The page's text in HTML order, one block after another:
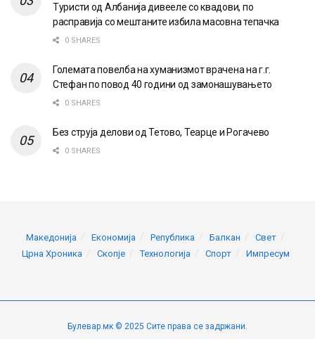
Туристи од Албанија дивееле со квадови, по
расправија со мештаните избила масовна тепачка
0 SHARES
Големата повелба на хуманизмот врачена на г.г.
Стефан по повод 40 години од замонашувањето
0 SHARES
Без струја делови од Тетово, Теарце и Рогачево
0 SHARES
Македонија Економија Република Балкан
Свет
Црна Хроника
Скопје Технологија Спорт Импресум
Булевар.мк © 2025 Сите права се задржани.